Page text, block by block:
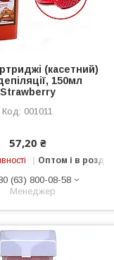
(касетний)
150мл
Strawberry
001011
57,20 ₴
Оптом і в роздріб
(63) 800-08-58
Менеджер